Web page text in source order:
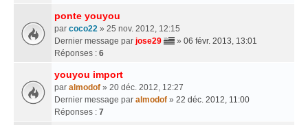
ponte youyou
par coco22 » 25 nov. 2012, 12:15
Dernier message par jose29 » 06 févr. 2013, 13:01
Réponses : 6
youyou import
par almodof » 20 déc. 2012, 12:27
Dernier message par almodof » 22 déc. 2012, 11:00
Réponses : 7